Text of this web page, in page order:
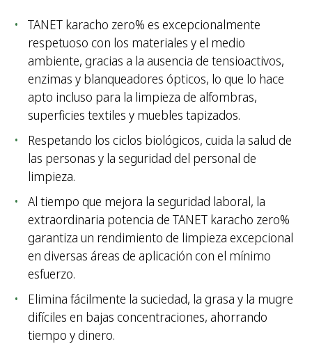
TANET karacho zero% es excepcionalmente
respetuoso con los materiales y el medio
ambiente, gracias a la ausencia de tensioactivos,
enzimas y blanqueadores ópticos, lo que lo hace
apto incluso para la limpieza de alfombras,
superficies textiles y muebles tapizados.
Respetando los ciclos biológicos, cuida la salud de
las personas y la seguridad del personal de
limpieza.
Al tiempo que mejora la seguridad laboral, la
extraordinaria potencia de TANET karacho zero%
garantiza un rendimiento de limpieza excepcional
en diversas áreas de aplicación con el mínimo
esfuerzo.
Elimina fácilmente la suciedad, la grasa y la mugre
difíciles en bajas concentraciones, ahorrando
tiempo y dinero.